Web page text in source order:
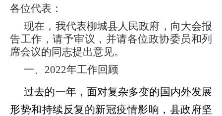
各位代表：
现在，我代表柳城县人民政府，向大会报
告工作，请予审议，并请各位政协委员和列
席会议的同志提出意见。
一、 2022年工作回顾
过去的一年，面对复杂多变的国内外发展
形势和持续反复的新冠疫情影响，县政府坚